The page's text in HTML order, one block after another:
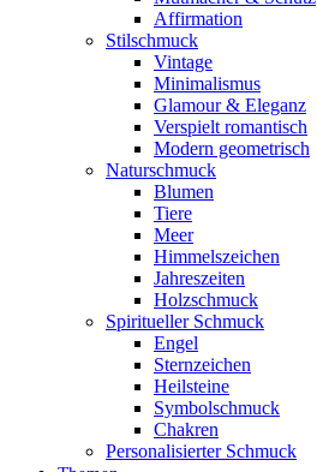
Affirmation
Stilschmuck
Vintage
Minimalismus
Glamour & Eleganz
Verspielt romantisch
Modern geometrisch
Naturschmuck
Blumen
Tiere
Meer
Himmelszeichen
Jahreszeiten
Holzschmuck
Spiritueller Schmuck
Engel
Sternzeichen
Heilsteine
Symbolschmuck
Chakren
Personalisierter Schmuck